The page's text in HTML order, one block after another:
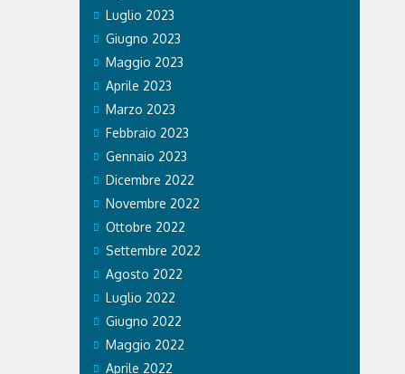
Luglio 2023
Giugno 2023
Maggio 2023
Aprile 2023
Marzo 2023
Febbraio 2023
Gennaio 2023
Dicembre 2022
Novembre 2022
Ottobre 2022
Settembre 2022
Agosto 2022
Luglio 2022
Giugno 2022
Maggio 2022
Aprile 2022